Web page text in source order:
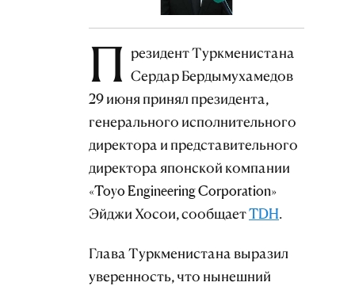
П резидент Туркменистана
Сердар Бердымухамедов
29 июня принял президента,
генерального исполнительного
директора и представительного
директора японской компании
«Toyo Engineering Corporation»
Эйджи Хосои, сообщаетTDH.
Глава Туркменистана выразил
уверенность, что нынешний